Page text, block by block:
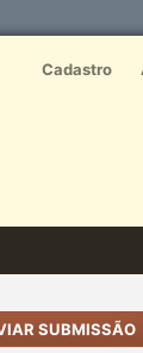
Cadastro
SUBMISSÃO